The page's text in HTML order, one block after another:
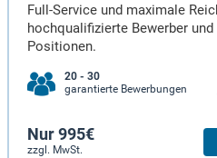
Full-Service und maximale
hochqualifizierte Bewerber
Positionen.
20 - 30
garantierte Bewerbungen
Nur 995€
zzgl. MwSt.